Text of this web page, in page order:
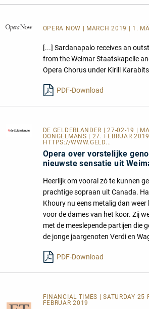
OPERA NOW | MARCH 2019 | 1.
[...] Sardanapalo receives an
from the Weimar Staatskapelle
Opera Chorus under Kirill
PDF-Download
DE GELDERLANDER
| 27-02-19 |
DONGELMANS | 27. FEBRUAR
HTTPS://WWW.GELD...
Opera over vorstelijke
nieuwste sensatie uit
Heerlijk om vooral zó te kunnen
prachtige sopraan uit Canada.
Khoury nu eens metalig dan
voor de dames van het koor. Zij
met de meeslepende partijen die
de jonge jaargenoten Verdi en
PDF-Download
FINANCIAL TIMES | SATURDAY 25
FEBRUAR 2019